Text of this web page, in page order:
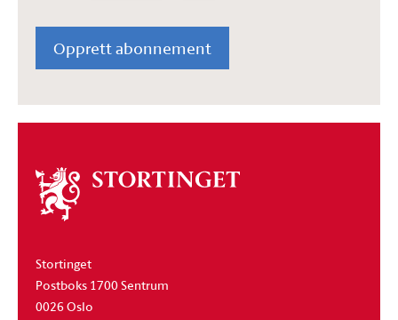
Opprett abonnement
Om
stortinget
Stortinget
Postboks 1700 Sentrum
0026 Oslo